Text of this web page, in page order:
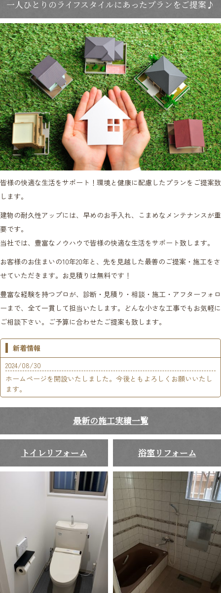
一人ひとりのライフスタイルにあったプランをご提案♪
皆様の快適な生活をサポート！環境と健康に配慮したプランをご提案致
します。
建物の耐久性アップには、早めのお手入れ、こまめなメンテナンスが重
要です。
当社では、豊富なノウハウで皆様の快適な生活をサポート致します。
お客様のお住まいの10年20年と、先を見越した最善のご提案・施工をさ
せていただきます。お見積りは無料です！
豊富な経験を持つプロが、診断・見積り・相談・施工・アフターフォロ
ーまで、全て一貫して担当いたします。どんな小さな工事でもお気軽に
ご相談下さい。ご予算に合わせたご提案も致します。
新着情報
2024/08/30
ホームページを開設いたしました。今後ともよろしくお願いいたし
ます。
最新の施工実績一覧
トイレリフォーム 浴室リフォーム